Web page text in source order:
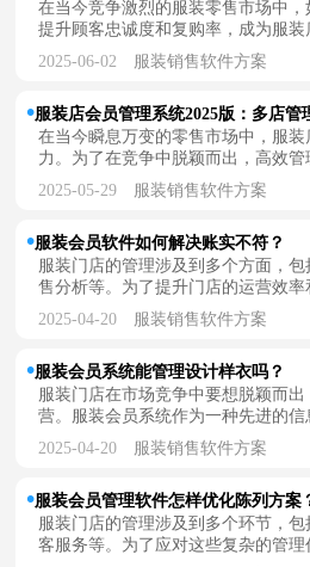
在当今竞争激烈的服装零售市场中，
提升顾客忠诚度和复购率，成为服装
2025-06-02 服装销售软件方案
服装店会员管理系统2025版：多店管
在当今瞬息万变的零售市场中，服
力。为了在竞争中脱颖而出，高效管
2025-05-29 服装销售软件方案
服装会员软件如何解决账实不符？
服装门店的管理涉及到多个方面，
售分析等。为了提升门店的运营效率
2025-04-20 服装销售软件方案
服装会员系统能管理设计样衣吗？
服装门店在市场竞争中要想脱颖而
营。服装会员系统作为一种先进的信
2025-04-20 服装销售软件方案
服装会员管理软件怎样优化陈列方案
服装门店的管理涉及到多个环节，
客服务等。为了应对这些复杂的管理